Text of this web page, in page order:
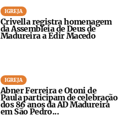
IGREJA
Crivella registra homenagem
da Assembleia de Deus de
Madureira a Edir Macedo
IGREJA
Abner Ferreira e Otoni de
Paula participam de celebração
dos 86 anos da AD Madureira
em São Pedro...